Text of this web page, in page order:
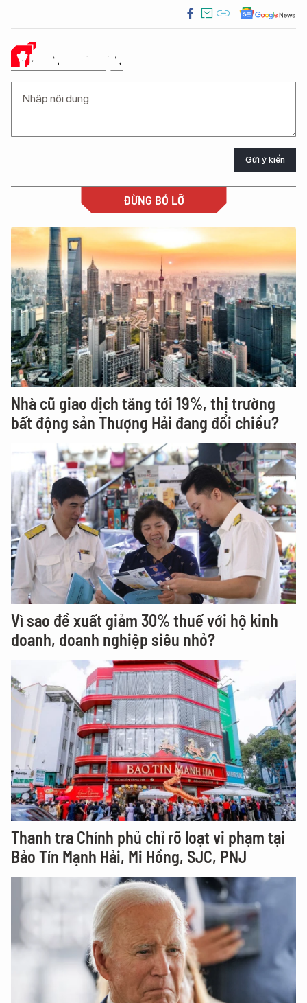
Ý KIẾN CỦA BẠN
Gửi ý kiến
ĐỪNG BỎ LỠ
Nhà cũ giao dịch tăng tới 19%, thị trường
bất động sản Thượng Hải đang đổi chiều?
Vì sao đề xuất giảm 30% thuế với hộ kinh
doanh, doanh nghiệp siêu nhỏ?
Thanh tra Chính phủ chỉ rõ loạt vi phạm tại
Bảo Tín Mạnh Hải, Mi Hồng, SJC, PNJ